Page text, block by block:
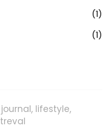
(1)
(1)
journal lifestyle
treval